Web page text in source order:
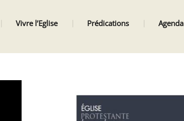
Vivre l’Eglise Prédications Agenda